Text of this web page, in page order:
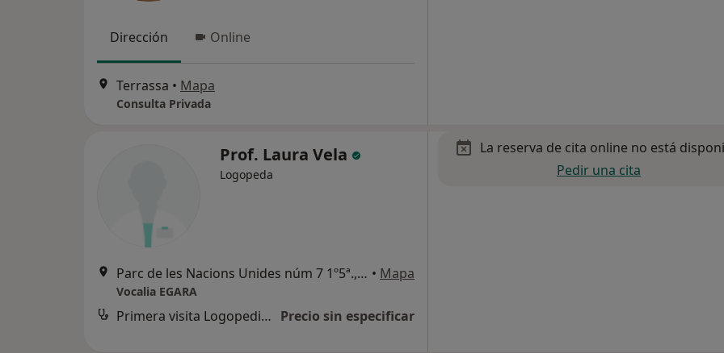
Dirección Online
Terrassa • Mapa
Consulta Privada
Prof. Laura Vela
Logopeda
Parc de les Nacions Unides núm 7 1º5ª., Terrassa • Mapa
Vocalia EGARA
Primera visita Logopedia y Logofoniatría Precio sin especificar
La reserva de cita online no está
Pedir una cita